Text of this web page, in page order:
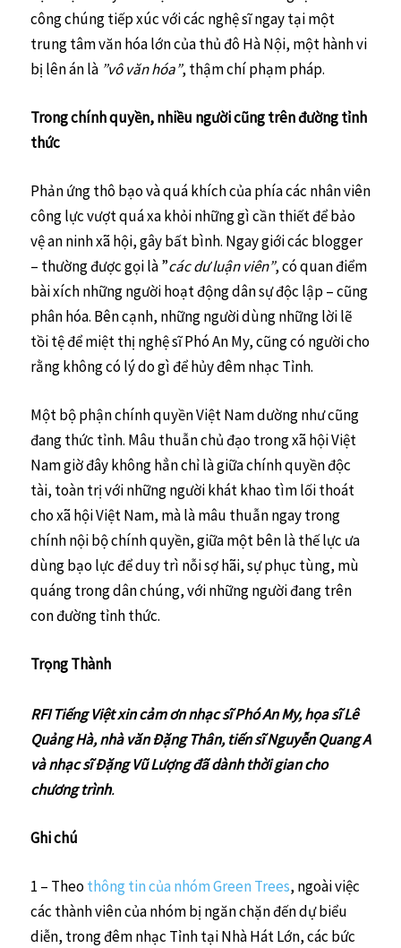
công chúng tiếp xúc với các nghệ sĩ ngay tại một
trung tâm văn hóa lớn của thủ đô Hà Nội, một hành vi
bị lên án là ”vô văn hóa”, thậm chí phạm pháp.
Trong chính quyền, nhiều người cũng trên đường tỉnh
thức
Phản ứng thô bạo và quá khích của phía các nhân viên
công lực vượt quá xa khỏi những gì cần thiết để bảo
vệ an ninh xã hội, gây bất bình. Ngay giới các blogger
– thường được gọi là ”các dư luận viên”, có quan điểm
bài xích những người hoạt động dân sự độc lập – cũng
phân hóa. Bên cạnh, những người dùng những lời lẽ
tồi tệ để miệt thị nghệ sĩ Phó An My, cũng có người cho
rằng không có lý do gì để hủy đêm nhạc Tỉnh.
Một bộ phận chính quyền Việt Nam dường như cũng
đang thức tỉnh. Mâu thuẫn chủ đạo trong xã hội Việt
Nam giờ đây không hẳn chỉ là giữa chính quyền độc
tài, toàn trị với những người khát khao tìm lối thoát
cho xã hội Việt Nam, mà là mâu thuẫn ngay trong
chính nội bộ chính quyền, giữa một bên là thế lực ưa
dùng bạo lực để duy trì nỗi sợ hãi, sự phục tùng, mù
quáng trong dân chúng, với những người đang trên
con đường tỉnh thức.
Trọng Thành
RFI Tiếng Việt xin cảm ơn nhạc sĩ Phó An My, họa sĩ Lê
Quảng Hà, nhà văn Đặng Thân, tiến sĩ Nguyễn Quang A
và nhạc sĩ Đặng Vũ Lượng đã dành thời gian cho
chương trình.
Ghi chú
1 – Theothông tin của nhóm Green Trees, ngoài việc
các thành viên của nhóm bị ngăn chặn đến dự biểu
diễn, trong đêm nhạc Tỉnh tại Nhà Hát Lớn, các bức